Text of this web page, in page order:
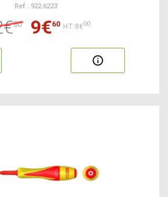
Ref : 922.6223
80 9€60 HT:8€00